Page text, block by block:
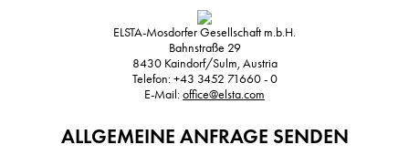
ELSTA-Mosdorfer Gesellschaft m.b.H.
Bahnstraße 29
8430 Kaindorf/Sulm, Austria
Telefon:+43 3452 71660 - 0
E-Mail:office@elsta.com
ALLGEMEINE ANFRAGE SENDEN